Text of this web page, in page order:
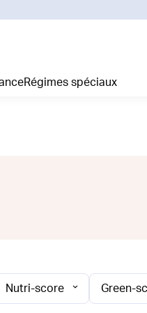
Régimes spéciaux
Nutri-score Green-